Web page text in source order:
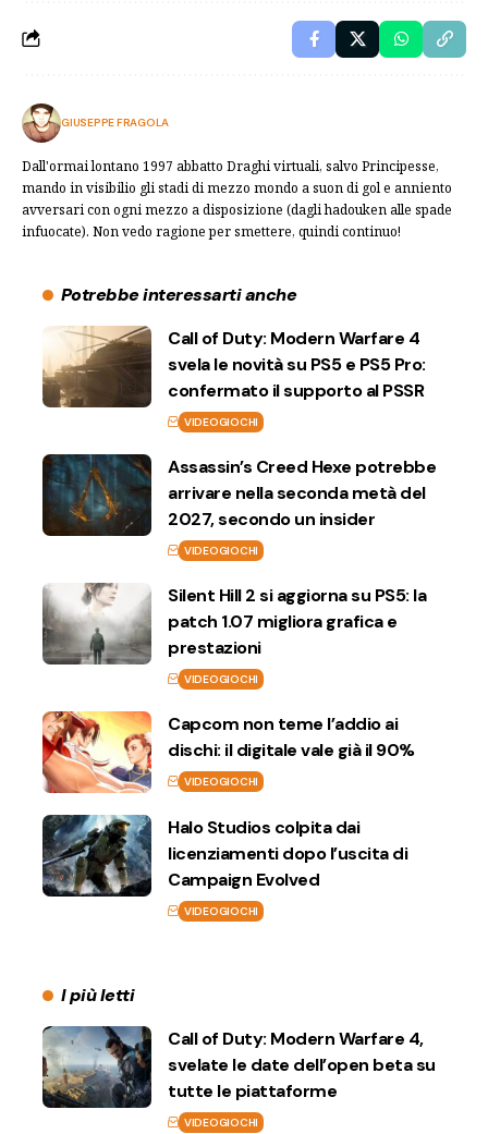
GIUSEPPE FRAGOLA
Dall'ormai lontano 1997 abbatto Draghi virtuali, salvo Principesse,
mando in visibilio gli stadi di mezzo mondo a suon di gol e anniento
avversari con ogni mezzo a disposizione (dagli hadouken alle spade
infuocate). Non vedo ragione per smettere, quindi continuo!
Potrebbe interessarti anche
Call of Duty: Modern Warfare 4
svela le novità su PS5 e PS5 Pro:
confermato il supporto al PSSR
VIDEOGIOCHI
Assassin’s Creed Hexe potrebbe
arrivare nella seconda metà del
2027, secondo un insider
VIDEOGIOCHI
Silent Hill 2 si aggiorna su PS5: la
patch 1.07 migliora grafica e
prestazioni
VIDEOGIOCHI
Capcom non teme l’addio ai
dischi: il digitale vale già il 90%
VIDEOGIOCHI
Halo Studios colpita dai
licenziamenti dopo l’uscita di
Campaign Evolved
VIDEOGIOCHI
I più letti
Call of Duty: Modern Warfare 4,
svelate le date dell’open beta su
tutte le piattaforme
VIDEOGIOCHI